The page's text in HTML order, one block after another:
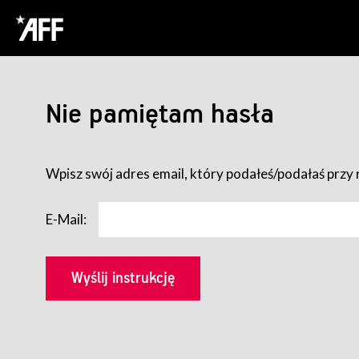
Nie pamiętam hasła
Wpisz swój adres email, który podałeś/podałaś
E-Mail: